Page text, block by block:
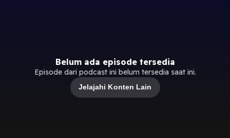
Belum ada episode tersedia
Episode dari podcast ini belum tersedia saat ini.
Jelajahi Konten Lain